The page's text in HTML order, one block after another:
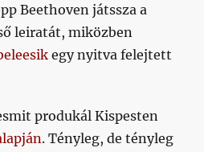
Beethoven játssza a
leiratát, miközben
egy nyitva felejtett
produkál Kispesten
. Tényleg, de tényleg